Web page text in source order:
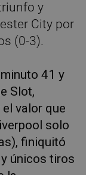
y
City por
(0-3).
41 y
Slot,
valor que
solo
finiquitó
únicos tiros